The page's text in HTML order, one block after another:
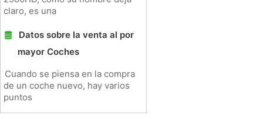
claro, es una
Datos sobre la venta al por
mayor Coches
Cuando se piensa en la compra
de un coche nuevo, hay varios
puntos